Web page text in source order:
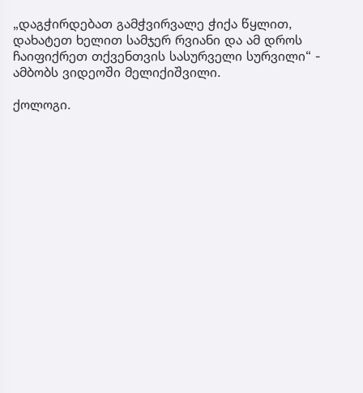
„დაგჭირდებათ გამჭვირვალე ჭიქა წყლით,
დახატეთ ხელით სამჯერ რვიანი და ამ დროს
ჩაიფიქრეთ თქვენთვის სასურველი სურვილი“ -
ამბობს ვიდეოში მელიქიშვილი.
ქოლოგი.